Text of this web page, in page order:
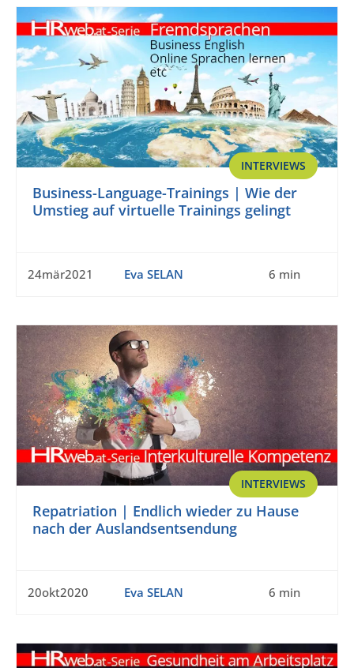
INTERVIEWS
Business-Language-Trainings | Wie der
Umstieg auf virtuelle Trainings gelingt
24mär2021 Eva SELAN 6 min
INTERVIEWS
Repatriation | Endlich wieder zu Hause
nach der Auslandsentsendung
20okt2020 Eva SELAN 6 min